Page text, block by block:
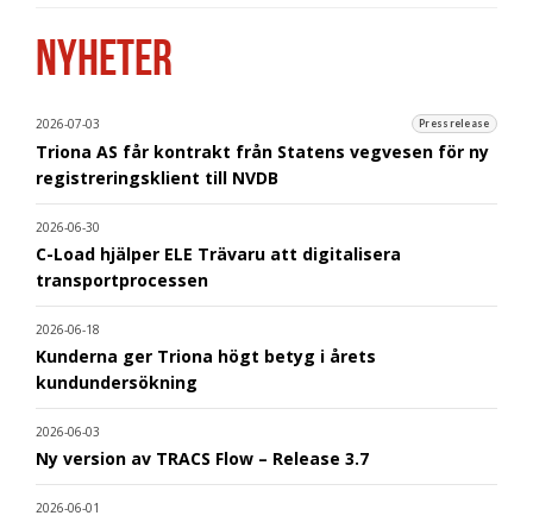
NYHETER
2026-07-03 Pressrelease
Triona AS får kontrakt från Statens vegvesen för ny
registreringsklient till NVDB
2026-06-30
C-Load hjälper ELE Trävaru att digitalisera
transportprocessen
2026-06-18
Kunderna ger Triona högt betyg i årets
kundundersökning
2026-06-03
Ny version av TRACS Flow – Release 3.7
2026-06-01